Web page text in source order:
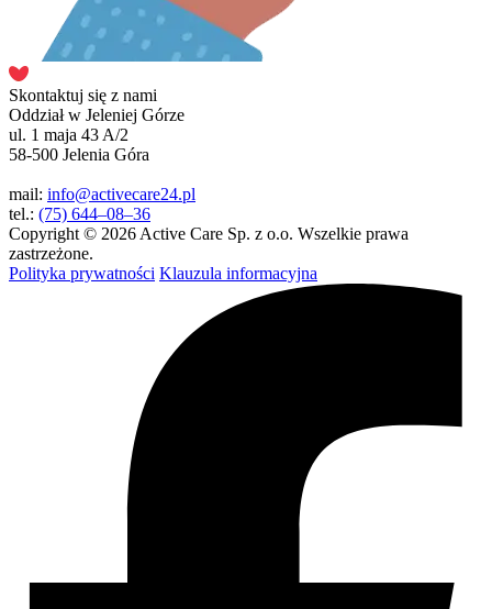
Skontaktuj się z nami
Oddział w Jeleniej Górze
ul. 1 maja 43 A/2
58-500 Jelenia Góra
mail: info@activecare24.pl
tel.: (75) 644–08–36
Copyright © 2026 Active Care Sp. z o.o. Wszelkie prawa
zastrzeżone.
Polityka prywatności Klauzula informacyjna